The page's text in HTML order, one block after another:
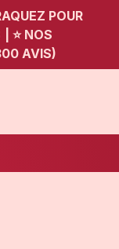
POUR
⭐ NOS
AVIS)